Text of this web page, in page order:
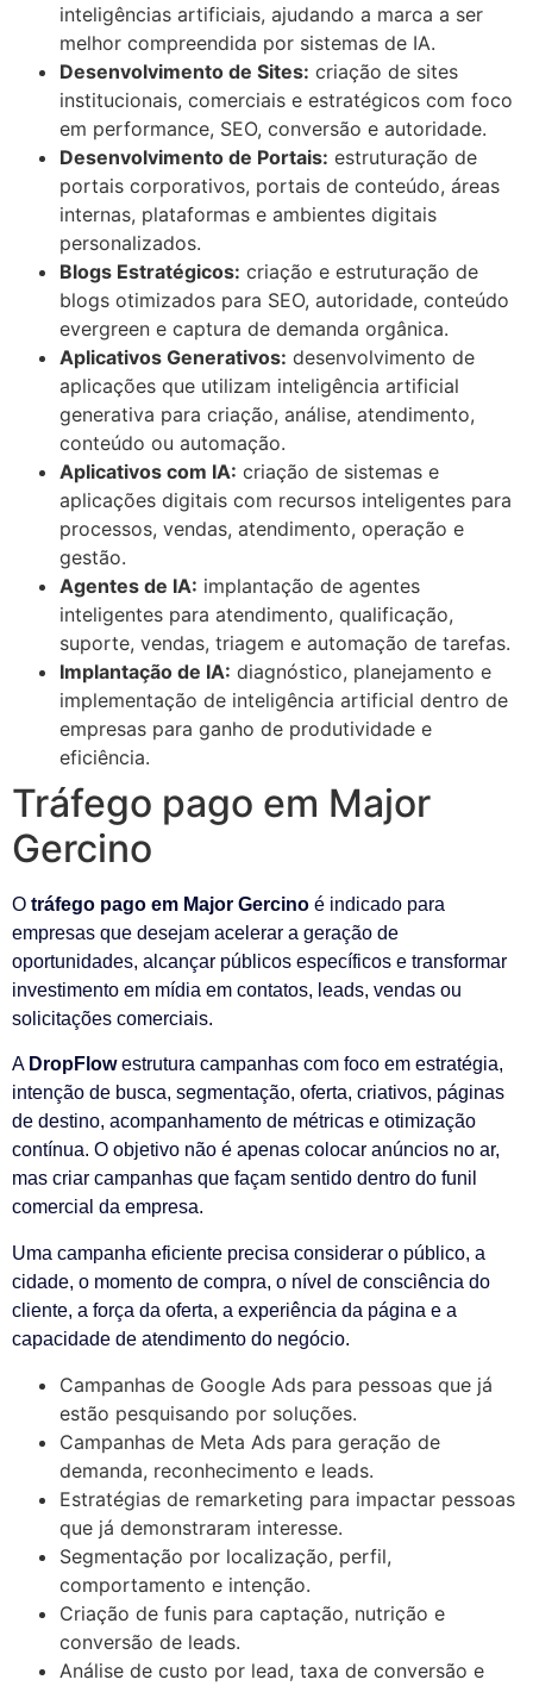
inteligências artificiais, ajudando a marca a ser
melhor compreendida por sistemas de IA.
Desenvolvimento de Sites: criação de sites
institucionais, comerciais e estratégicos com foco
em performance, SEO, conversão e autoridade.
Desenvolvimento de Portais: estruturação de
portais corporativos, portais de conteúdo, áreas
internas, plataformas e ambientes digitais
personalizados.
Blogs Estratégicos: criação e estruturação de
blogs otimizados para SEO, autoridade, conteúdo
evergreen e captura de demanda orgânica.
Aplicativos Generativos: desenvolvimento de
aplicações que utilizam inteligência artificial
generativa para criação, análise, atendimento,
conteúdo ou automação.
Aplicativos com IA: criação de sistemas e
aplicações digitais com recursos inteligentes para
processos, vendas, atendimento, operação e
gestão.
Agentes de IA: implantação de agentes
inteligentes para atendimento, qualificação,
suporte, vendas, triagem e automação de tarefas.
Implantação de IA: diagnóstico, planejamento e
implementação de inteligência artificial dentro de
empresas para ganho de produtividade e
eficiência.
Tráfego pago em Major
Gercino
O tráfego pago em Major Gercino é indicado para
empresas que desejam acelerar a geração de
oportunidades, alcançar públicos específicos e transformar
investimento em mídia em contatos, leads, vendas ou
solicitações comerciais.
A DropFlowestrutura campanhas com foco em estratégia,
intenção de busca, segmentação, oferta, criativos, páginas
de destino, acompanhamento de métricas e otimização
contínua. O objetivo não é apenas colocar anúncios no ar,
mas criar campanhas que façam sentido dentro do funil
comercial da empresa.
Uma campanha eficiente precisa considerar o público, a
cidade, o momento de compra, o nível de consciência do
cliente, a força da oferta, a experiência da página e a
capacidade de atendimento do negócio.
Campanhas de Google Ads para pessoas que já
estão pesquisando por soluções.
Campanhas de Meta Ads para geração de
demanda, reconhecimento e leads.
Estratégias de remarketing para impactar pessoas
que já demonstraram interesse.
Segmentação por localização, perfil,
comportamento e intenção.
Criação de funis para captação, nutrição e
conversão de leads.
Análise de custo por lead, taxa de conversão e